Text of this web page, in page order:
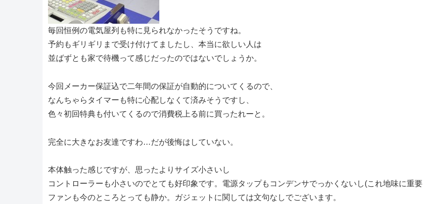
毎回恒例の電気屋列も特に見られなかったそうですね。
予約もギリギリまで受け付けてましたし、本当に欲しい人は
並ばずとも家で待機って感じだったのではないでしょうか。
今回メーカー保証込で二年間の保証が自動的についてくるので、
なんちゃらタイマーも特に心配しなくて済みそうですし、
色々初回特典も付いてくるので消費税上る前に買ったれーと。
完全に大きなお友達ですわ…だが後悔はしていない。
本体触った感じですが、思ったよりサイズ小さいし
コントローラーも小さいのでとても好印象です。電源タップもコンデンサでっかくないし(これ地味に重要
ファンも今のところとっても静か。ガジェットに関しては文句なしでございます。